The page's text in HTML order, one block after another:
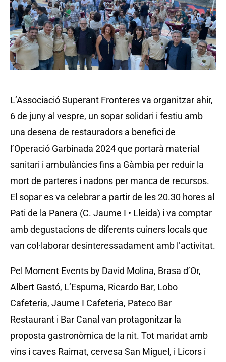
L’Associació Superant Fronteres va organitzar ahir,
6 de juny al vespre, un sopar solidari i festiu amb
una desena de restauradors a benefici de
l’Operació Garbinada 2024 que portarà material
sanitari i ambulàncies fins a Gàmbia per reduir la
mort de parteres i nadons per manca de recursos.
El sopar es va celebrar a partir de les 20.30 hores al
Pati de la Panera (C. Jaume I • Lleida) i va comptar
amb degustacions de diferents cuiners locals que
van col·laborar desinteressadament amb l’activitat.
Pel Moment Events by David Molina, Brasa d’Or,
Albert Gastó, L’Espurna, Ricardo Bar, Lobo
Cafeteria, Jaume I Cafeteria, Pateco Bar
Restaurant i Bar Canal van protagonitzar la
proposta gastronòmica de la nit. Tot maridat amb
vins i caves Raimat, cervesa San Miguel, i Licors i